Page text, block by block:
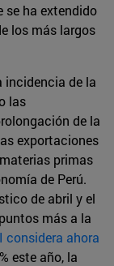
se ha extendido
los más largos
incidencia de la
las
de la
exportaciones
primas
de Perú.
de abril y el
más a la
considera ahora
este año, la